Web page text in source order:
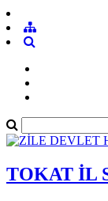
TOKAT İL